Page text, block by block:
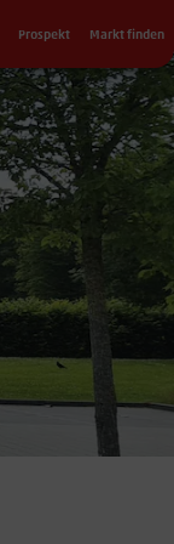
Prospekt Markt finden